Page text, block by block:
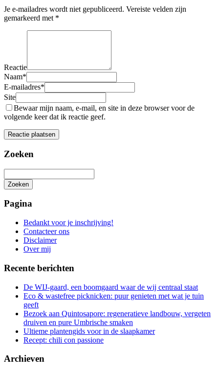
Je e-mailadres wordt niet gepubliceerd. Vereiste velden zijn
gemarkeerd met *
Reactie
Naam*
E-mailadres*
Site
Bewaar mijn naam, e-mail, en site in deze browser voor de
volgende keer dat ik reactie geef.
Zoeken
Zoeken
zoeken
Pagina
Bedankt voor je inschrijving!
Contacteer ons
Disclaimer
Over mij
Recente berichten
De WIJ-gaard, een boomgaard waar de wij centraal staat
Eco & wastefree picknicken: puur genieten met wat je tuin
geeft
Bezoek aan Quintosapore: regeneratieve landbouw, vergeten
druiven en pure Umbrische smaken
Ultieme plantengids voor in de slaapkamer
Recept: chili con passione
Archieven